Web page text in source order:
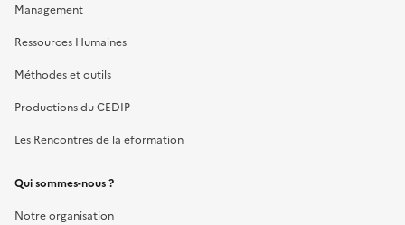
Management
Ressources Humaines
Méthodes et outils
Productions du CEDIP
Les Rencontres de la eformation
Qui sommes-nous ?
Notre organisation